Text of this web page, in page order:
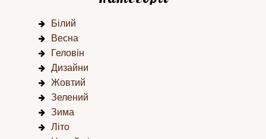
Білий
Весна
Геловін
Дизайни
Жовтий
Зелений
Зима
Літо